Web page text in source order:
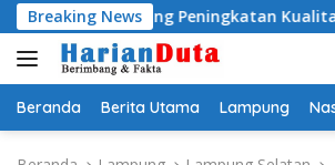
Langsung
ke
konten
Breaking News
Dorong Peningkatan Kualitas Hunian
Beranda Berita Utama Lampung